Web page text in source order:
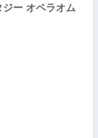
ー オペラオム